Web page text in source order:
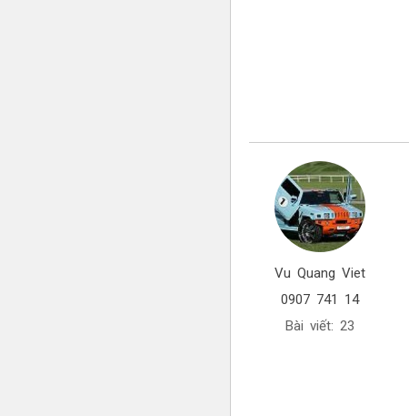
Vu Quang Viet
0907 741 14
Bài viết: 23